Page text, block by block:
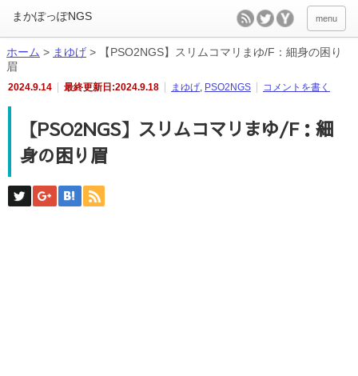
menu
ホーム > まゆげ >
【PSO2NGS】スリムコマリまゆ/F：細身の困り
眉
2024.9.14 最終更新日:2024.9.18 まゆげ, PSO2NGS コメントを書く
【PSO2NGS】スリムコマリまゆ/F：細
身の困り眉